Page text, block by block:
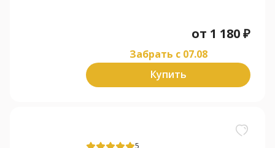
от 1 180₽
Забрать c 07.08
Купить
5